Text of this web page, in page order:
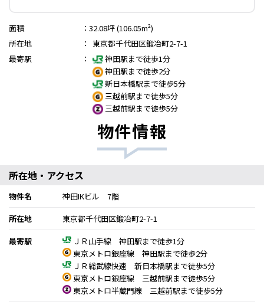
面積 ： 32.08坪 (106.05m²)
所在地
：
東京都千代田区鍛冶町2-7-1
最寄駅
：
神田駅まで徒歩1分
神田駅まで徒歩2分
新日本橋駅まで徒歩5分
三越前駅まで徒歩5分
三越前駅まで徒歩5分
物件情報
所在地・アクセス
物件名
神田IKビル 7階
所在地
東京都千代田区鍛冶町2-7-1
最寄駅
ＪＲ山手線 神田駅まで徒歩1分
東京メトロ銀座線 神田駅まで徒歩2分
ＪＲ総武線快速 新日本橋駅まで徒歩5分
東京メトロ銀座線 三越前駅まで徒歩5分
東京メトロ半蔵門線 三越前駅まで徒歩5分